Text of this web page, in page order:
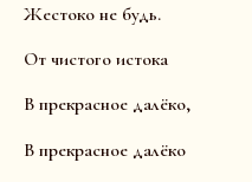
Жестоко не будь.
От чистого истока
В прекрасное далëко,
В прекрасное далëко